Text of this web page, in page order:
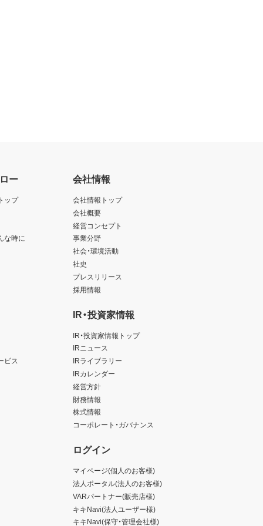
ー
ップ
な時に
ビス
会社情報
会社情報トップ
会社概要
経営コンセプト
事業分野
社会・環境活動
社史
プレスリリース
採用情報
IR・投資家情報
IR・投資家情報トップ
IRニュース
IRライブラリー
IRカレンダー
経営方針
財務情報
株式情報
コーポレート・ガバナンス
ログイン
マイページ(個人のお客様)
法人ポータル(法人のお客様)
VARパートナー(販売店様)
キキNavi(法人ユーザー様)
キキNavi(保守・管理会社様)